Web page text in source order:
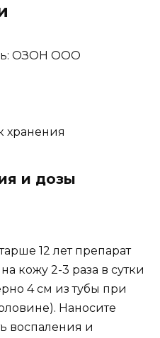
ОЗОН ООО
хранения
и дозы
12 лет препарат
кожу 2-3 раза в сутки
4 см из тубы при
Наносите
воспаления и